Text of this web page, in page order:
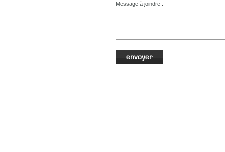
Message à joindre :